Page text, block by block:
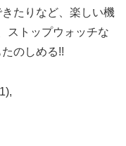
たりなど、楽しい機
ストップウォッチな
のしめる!!